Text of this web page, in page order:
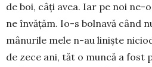
de boi, câți avea. Iar pe noi ne-
ne învățăm. Io-s bolnavă când
mânurile mele n-au liniște
de zece ani, tăt o muncă a fost